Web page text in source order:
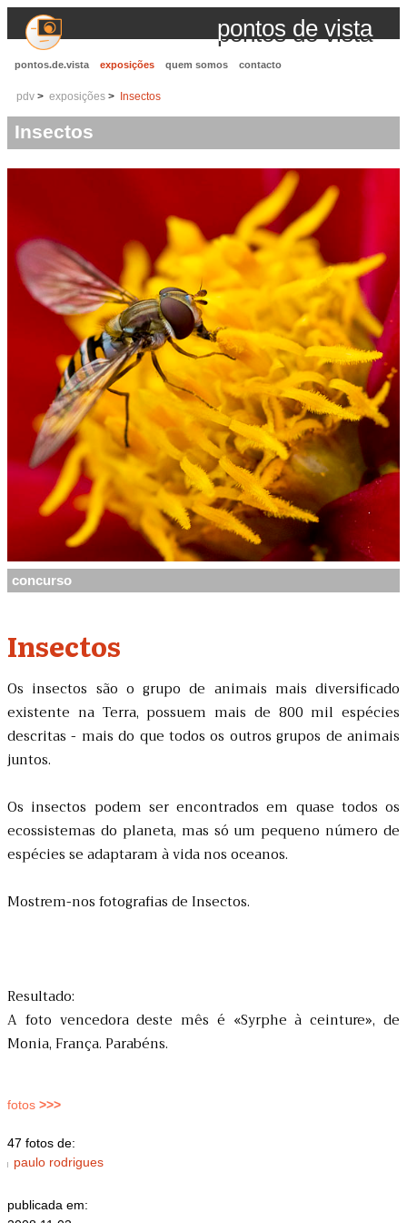
pontos de vista
pontos.de.vista exposições quem somos contacto
pdv exposições Insectos
Insectos
concurso
Insectos
Os insectos são o grupo de animais mais diversificado
existente na Terra, possuem mais de 800 mil espécies
descritas - mais do que todos os outros grupos de animais
juntos.
Os insectos podem ser encontrados em quase todos os
ecossistemas do planeta, mas só um pequeno número de
espécies se adaptaram à vida nos oceanos.
Mostrem-nos fotografias de Insectos.
Resultado:
A foto vencedora deste mês é «Syrphe à ceinture», de
Monia, França. Parabéns.
fotos >>>
47 fotos de:
paulo rodrigues
publicada em: